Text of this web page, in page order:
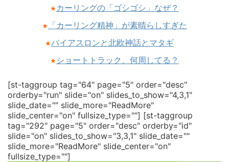
★ カーリングの「ゴシゴシ」なぜ？
★ 「カーリング精神」が素晴らしすぎた
★バイアスロンと北欧神話とマタギ
★ ショートトラック、何周してる？
[st-taggroup tag="64" page="5" order="desc"
orderby="run" slide="on" slides_to_show="4,3,1"
slide_date="" slide_more="ReadMore"
slide_center="on" fullsize_type=""] [st-taggroup
tag="292" page="5" order="desc" orderby="id"
slide="on" slides_to_show="3,3,1" slide_date=""
slide_more="ReadMore" slide_center="on"
fullsize_type=""]